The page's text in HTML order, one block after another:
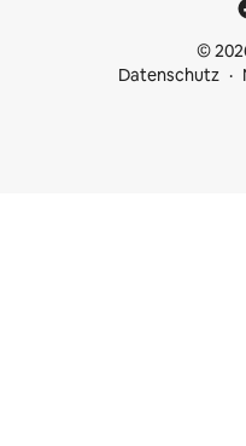
©
Datenschutz